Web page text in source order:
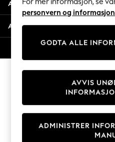
Toy Story
THE SET
Coats & Jackets
Sweatshirts &
Knitwear
Cardigans
Dresses
Sets & Outfits
T-Shirts
Avdelinger
Andre tjenester
personvern og
GODTA ALLE
ADMINISTRER
AVVIS